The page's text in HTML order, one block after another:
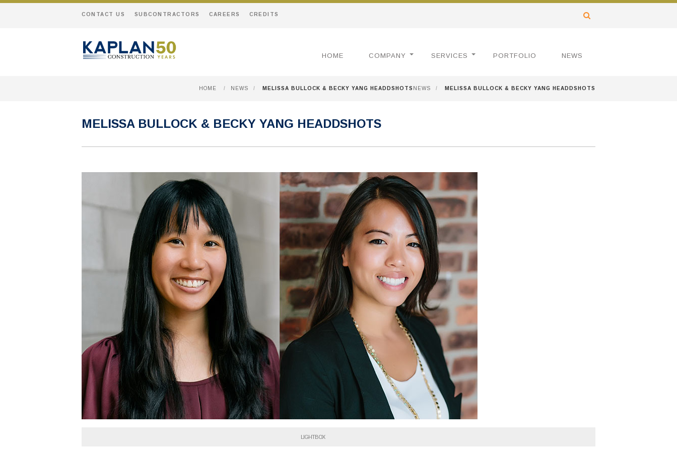
CONTACT US SUBCONTRACTORS CAREERS CREDITS
HOME COMPANY SERVICES PORTFOLIO NEWS
HOME / NEWS / MELISSA BULLOCK & BECKY YANG HEADDSHOTS NEWS / MELISSA BULLOCK & BECKY YANG HEADDSHOTS
MELISSA BULLOCK & BECKY YANG HEADDSHOTS
LIGHTBOX